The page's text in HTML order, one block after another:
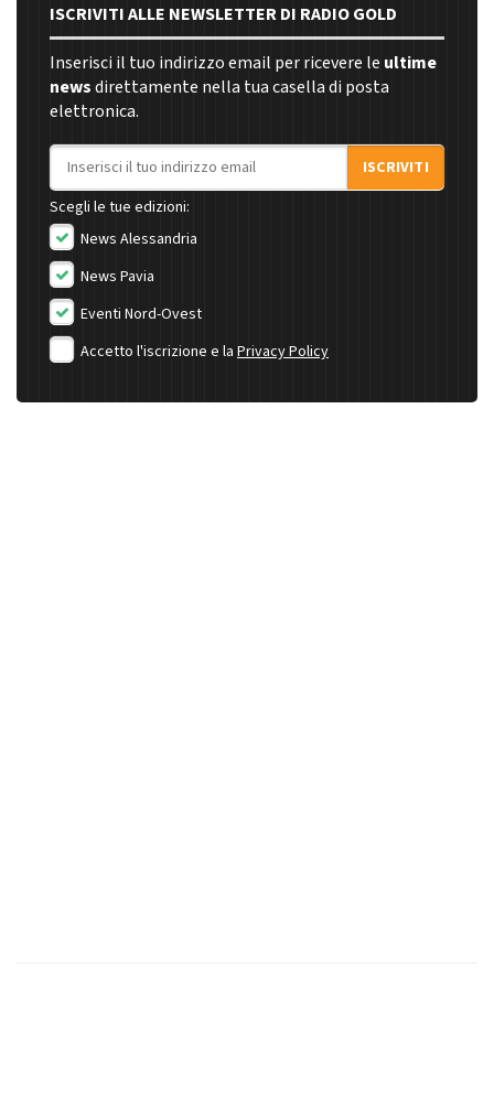
ISCRIVITI ALLE NEWSLETTER DI RADIO GOLD
Inserisci il tuo indirizzo email per ricevere le ultime
newsdirettamente nella tua casella di posta
elettronica.
Indirizzo email
ISCRIVITI
Scegli le tue edizioni:
News Alessandria
News Pavia
Eventi Nord-Ovest
Accetto l'iscrizione e la Privacy Policy